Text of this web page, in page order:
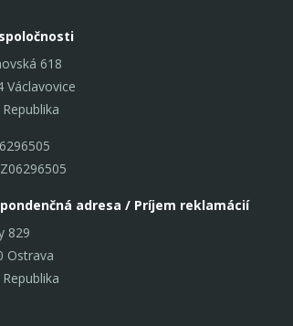
618
Václavovice
adresa / Príjem reklamácií
829
Ostrava